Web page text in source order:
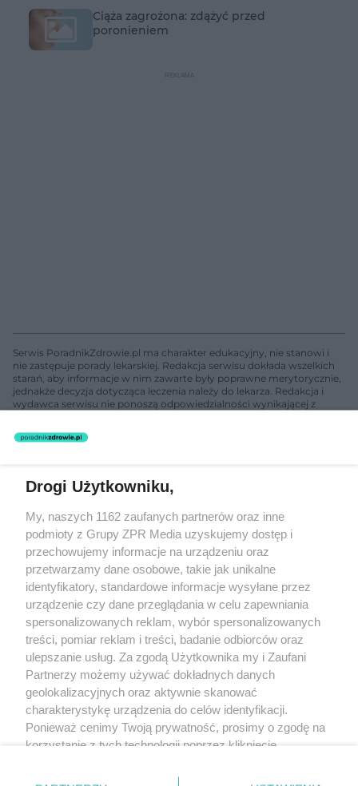
Ciąża zagrożona: zdążyć przed
poronieniem
Serwis PoradnikZdrowie.pl ma charakter edukacyjny, nie stanowi i
nie zastępuje porady lekarskiej. Redakcja serwisu dokłada wszelkich
starań, aby informacje w nim zawarte były poprawne merytorycznie,
jednakże decyzja dotycząca leczenia należy do lekarza. Redakcja i
wydawca serwisu nie ponoszą odpowiedzialności wynikającej z
świadczeń zdrowotnych w rozumieniu art. 3 ust 1 ustawy o
rozpowszechniany lub dalej rozpowszechniany w jakikolwiek sposób
(w tym także elektroniczny lub mechaniczny) na jakimkolwiek polu
eksploatacji w jakiejkolwiek formie, włącznie z umieszczaniem w
Internecie bez pisemnej zgody właściciela praw. Jakiekolwiek użycie
lub wykorzystanie utworów w całości lub w części z naruszeniem
prawa, tzn. bez właściwej zgody, jest zabronione pod groźbą kary i
może być ścigane prawnie.
O nas
Informacje prawne
Nasze serwisy
Drogi Użytkowniku,
My, naszych 1162 zaufanych partnerów oraz inne
podmioty z Grupy ZPR Media uzyskujemy dostęp i
przechowujemy informacje na urządzeniu oraz
przetwarzamy dane osobowe, takie jak unikalne
identyfikatory, standardowe informacje wysyłane przez
urządzenie czy dane przeglądania w celu zapewniania
spersonalizowanych reklam, wybór spersonalizowanych
treści, pomiar reklam i treści, badanie odbiorców oraz
ulepszanie usług. Za zgodą Użytkownika my i Zaufani
Partnerzy możemy używać dokładnych danych
geolokalizacyjnych oraz aktywnie skanować
charakterystykę urządzenia do celów identyfikacji.
Ponieważ cenimy Twoją prywatność, prosimy o zgodę na
korzystanie z tych technologii poprzez kliknięcie
zmienić/wycofać klikając przycisk ustawień prywatności